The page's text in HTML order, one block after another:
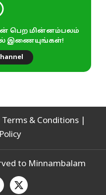
பெற மின்னம்பலம்
இணையுங்கள்!
Terms & Conditions
to Minnambalam